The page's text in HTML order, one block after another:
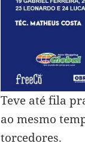
Teve até fila
ao mesmo
torcedores.